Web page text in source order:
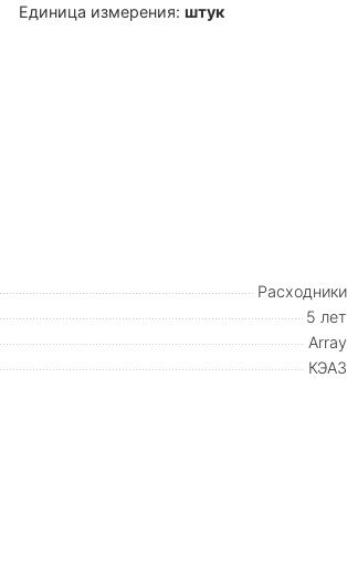
Единица измерения: штук
Расходники
5 лет
Array
КЭАЗ